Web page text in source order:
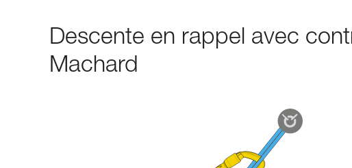
Descente en rappel avec
Machard